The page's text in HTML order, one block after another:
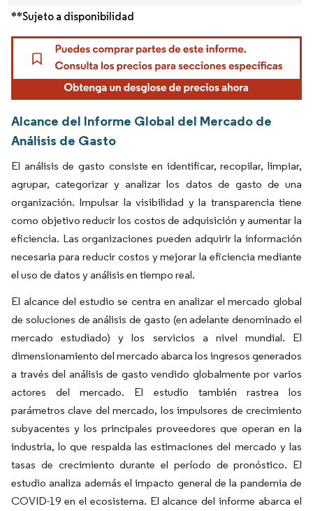
**Sujeto a disponibilidad
Alcance del Informe Global del Mercado de
Análisis de Gasto
El análisis de gasto consiste en identificar, recopilar, limpiar,
agrupar, categorizar y analizar los datos de gasto de una
organización. Impulsar la visibilidad y la transparencia tiene
como objetivo reducir los costos de adquisición y aumentar la
eficiencia. Las organizaciones pueden adquirir la información
necesaria para reducir costos y mejorar la eficiencia mediante
el uso de datos y análisis en tiempo real.
El alcance del estudio se centra en analizar el mercado global
de soluciones de análisis de gasto (en adelante denominado el
mercado estudiado) y los servicios a nivel mundial. El
dimensionamiento del mercado abarca los ingresos generados
a través del análisis de gasto vendido globalmente por varios
actores del mercado. El estudio también rastrea los
parámetros clave del mercado, los impulsores de crecimiento
subyacentes y los principales proveedores que operan en la
industria, lo que respalda las estimaciones del mercado y las
tasas de crecimiento durante el período de pronóstico. El
estudio analiza además el impacto general de la pandemia de
COVID-19 en el ecosistema. El alcance del informe abarca el